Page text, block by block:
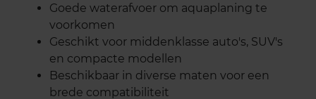
Goede waterafvoer om aquaplaning te
voorkomen
Geschikt voor middenklasse auto's, SUV's
en compacte modellen
Beschikbaar in diverse maten voor een
brede compatibiliteit